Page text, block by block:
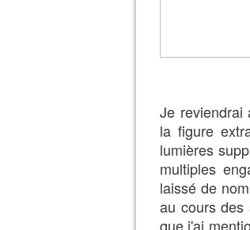
Je reviendrai
la figure
lumières
multiples
laissé de
au cours des
que j'ai